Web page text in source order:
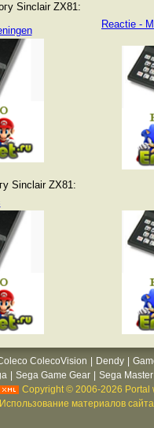
Sinclair ZX81:
Reactie -
Sinclair ZX81:
ColecoVision Dendy
Sega Game Gear Sega
Copyright © 2006-2026 Portal
Использование материалов